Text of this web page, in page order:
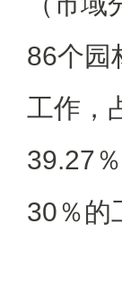
86个园
工作，
39.27
30％的